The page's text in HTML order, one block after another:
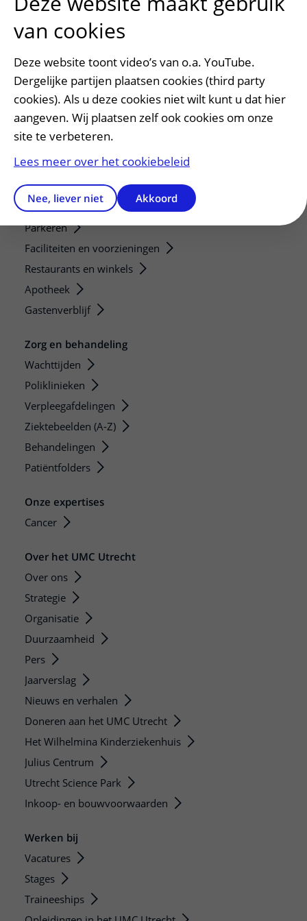
Verwijzers
Teleconsult aanvragen
Diagnostiek aanvragen
Zorgverlenersportaal
Contact
Wat is uw ervaring met het UMC Utrecht?
Adres en route
Parkeren
Faciliteiten en voorzieningen
Restaurants en winkels
Apotheek
Gastenverblijf
Zorg en behandeling
Wachttijden
Poliklinieken
Verpleegafdelingen
Ziektebeelden (A-Z)
Behandelingen
Patiëntfolders
Onze expertises
Cancer
Over het UMC Utrecht
Over ons
Strategie
Organisatie
Duurzaamheid
Pers
Jaarverslag
Nieuws en verhalen
Doneren aan het UMC Utrecht
Het Wilhelmina Kinderziekenhuis
Julius Centrum
Utrecht Science Park
Inkoop- en bouwvoorwaarden
Werken bij
Vacatures
Stages
Traineeships
van cookies
Deze website toont video’s van o.a. YouTube.
Dergelijke partijen plaatsen cookies (third party
cookies). Als u deze cookies niet wilt kunt u dat hier
aangeven. Wij plaatsen zelf ook cookies om onze
site te verbeteren.
Lees meer over het cookiebeleid
Nee, liever niet Akkoord